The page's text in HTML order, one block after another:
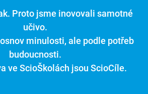
Proto jsme inovovali samotné
učivo.
minulosti, ale podle potřeb
budoucnosti.
ve ScioŠkolách jsou ScioCíle.